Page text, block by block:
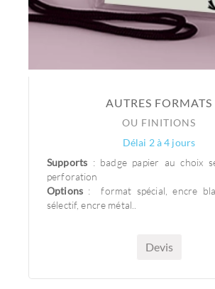
AUTRES FORMATS
OU FINITIONS
Délai 2 à 4 jours
Supports : badge papier au choix
perforation
Options : format spécial, encre
sélectif, encre métal..
Devis